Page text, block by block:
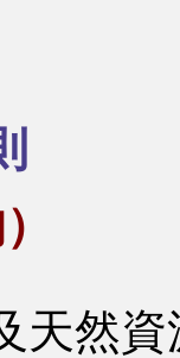
天然